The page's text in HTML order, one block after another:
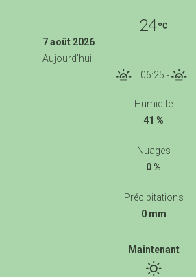
24
7 août 2026
Aujourd'hui
06:25 -
Humidité
41 %
Nuages
0 %
Précipitations
0 mm
Maintenant